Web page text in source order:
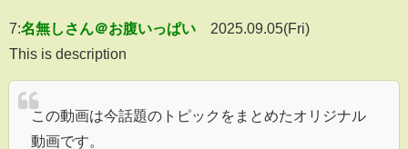
7:名無しさん＠お腹いっぱい
2025.09.05(Fri)
This is description
この動画は今話題のトピックをまとめたオリジナル
動画です。